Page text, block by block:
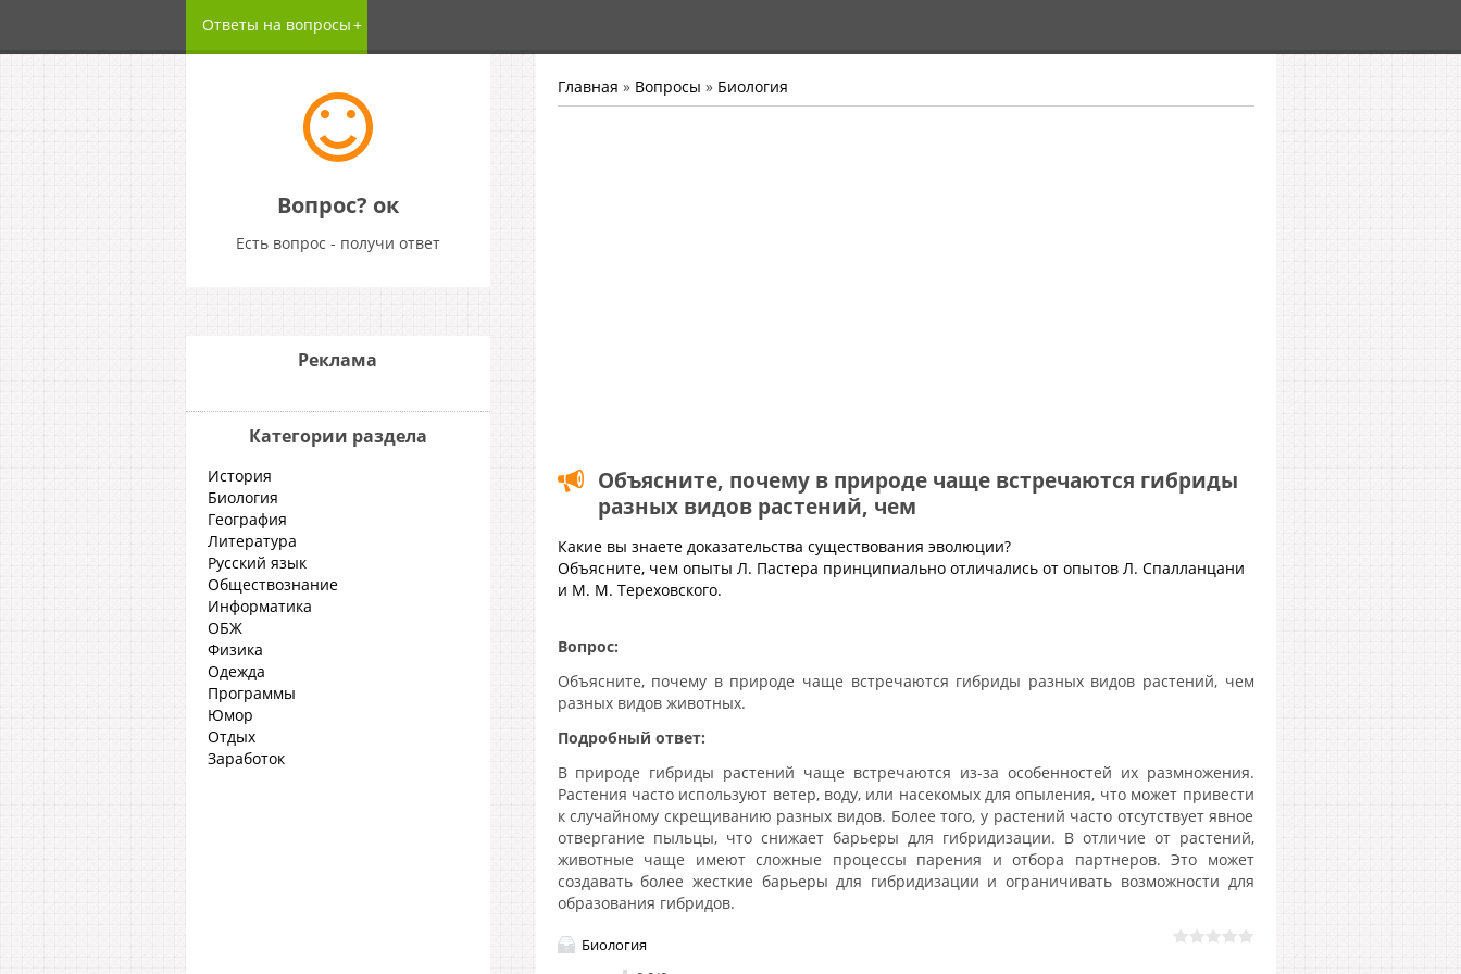
Ответы на вопросы
Вопрос? ок
Есть вопрос - получи ответ
Главная » Вопросы » Биология
Объясните, почему в природе чаще встречаются гибриды
разных видов растений, чем
Какие вы знаете доказательства существования эволюции?
Объясните, чем опыты Л. Пастера принципиально отличались от опытов Л. Спалланцани
и М. М. Тереховского.
Вопрос:
Объясните, почему в природе чаще встречаются гибриды разных видов растений, чем
разных видов животных.
Подробный ответ:
В природе гибриды растений чаще встречаются из-за особенностей их размножения.
Растения часто используют ветер, воду, или насекомых для опыления, что может привести
к случайному скрещиванию разных видов. Более того, у растений часто отсутствует явное
отвергание пыльцы, что снижает барьеры для гибридизации. В отличие от растений,
животные чаще имеют сложные процессы парения и отбора партнеров. Это может
создавать более жесткие барьеры для гибридизации и ограничивать возможности для
образования гибридов.
Биология
Реклама
Категории раздела
История
Биология
География
Литература
Русский язык
Обществознание
Информатика
ОБЖ
Физика
Одежда
Программы
Юмор
Отдых
Заработок